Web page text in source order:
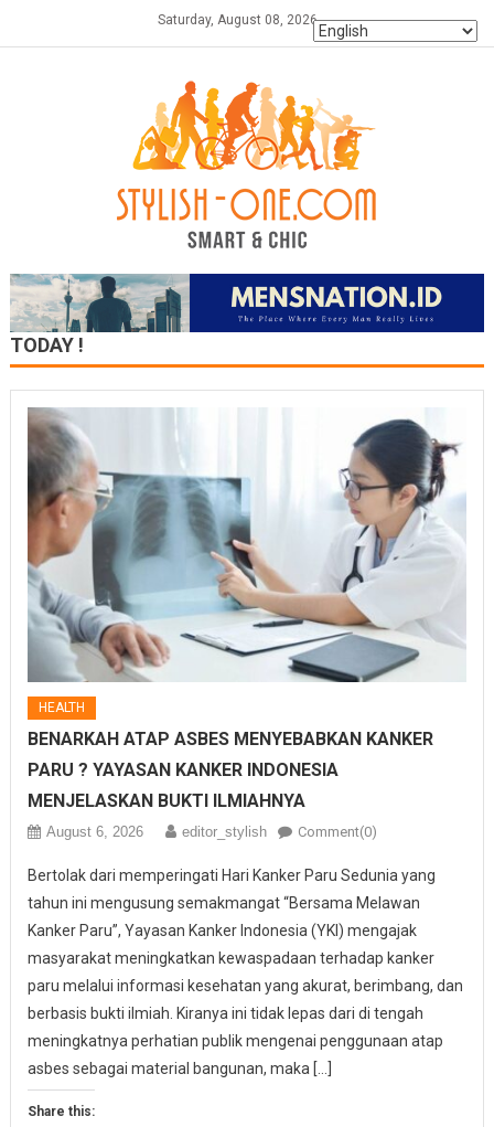
Saturday, August 08, 2026
TODAY !
HEALTH
BENARKAH ATAP ASBES MENYEBABKAN KANKER
PARU ? YAYASAN KANKER INDONESIA
MENJELASKAN BUKTI ILMIAHNYA
August 6, 2026 editor_stylish Comment(0)
Bertolak dari memperingati Hari Kanker Paru Sedunia yang
tahun ini mengusung semakmangat “Bersama Melawan
Kanker Paru”, Yayasan Kanker Indonesia (YKI) mengajak
masyarakat meningkatkan kewaspadaan terhadap kanker
paru melalui informasi kesehatan yang akurat, berimbang, dan
berbasis bukti ilmiah. Kiranya ini tidak lepas dari di tengah
meningkatnya perhatian publik mengenai penggunaan atap
asbes sebagai material bangunan, maka […]
Share this: